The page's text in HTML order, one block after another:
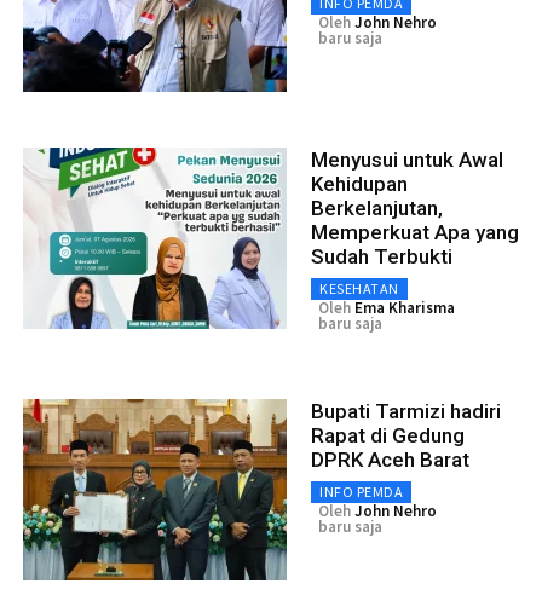
OlehJohn Nehro
baru saja
Menyusui untuk Awal
Kehidupan
Berkelanjutan,
Memperkuat Apa yang
Sudah Terbukti
KESEHATAN
Oleh Ema Kharisma
baru saja
Bupati Tarmizi hadiri
Rapat di Gedung
DPRK Aceh Barat
INFO PEMDA
OlehJohn Nehro
baru saja